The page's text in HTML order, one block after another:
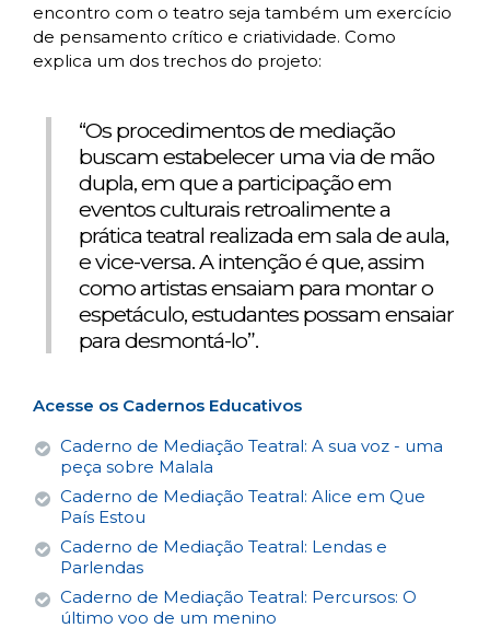
encontro com o teatro seja também um exercício
de pensamento crítico e criatividade. Como
explica um dos trechos do projeto:
“Os procedimentos de mediação
buscam estabelecer uma via de mão
dupla, em que a participação em
eventos culturais retroalimente a
prática teatral realizada em sala de aula,
e vice-versa. A intenção é que, assim
como artistas ensaiam para montar o
espetáculo, estudantes possam ensaiar
para desmontá-lo”.
Acesse os Cadernos Educativos
Caderno de Mediação Teatral: A sua voz - uma
peça sobre Malala
Caderno de Mediação Teatral: Alice em Que
País Estou
Caderno de Mediação Teatral: Lendas e
Parlendas
Caderno de Mediação Teatral: Percursos: O
último voo de um menino